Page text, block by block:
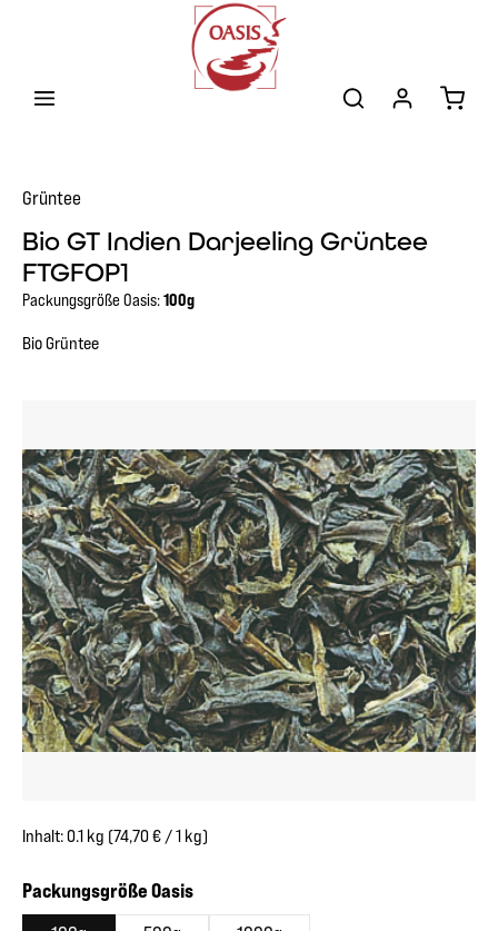
Grüntee
Bio GT Indien Darjeeling Grüntee
FTGFOP1
Packungsgröße Oasis:100g
Bio Grüntee
Inhalt:0.1 kg (74,70 € / 1 kg)
Packungsgröße Oasisauswählen